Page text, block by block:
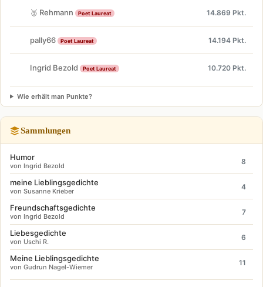
🥉 Rehmann Poet Laureat 14.869 Pkt.
pally66 Poet Laureat 14.194 Pkt.
Ingrid Bezold Poet Laureat 10.720 Pkt.
Wie erhält man Punkte?
Sammlungen
Humor
von Ingrid Bezold
8
meine Lieblingsgedichte
von Susanne Krieber
4
Freundschaftsgedichte
von Ingrid Bezold
7
Liebesgedichte
von Uschi R.
6
Meine Lieblingsgedichte
von Gudrun Nagel-Wiemer
11